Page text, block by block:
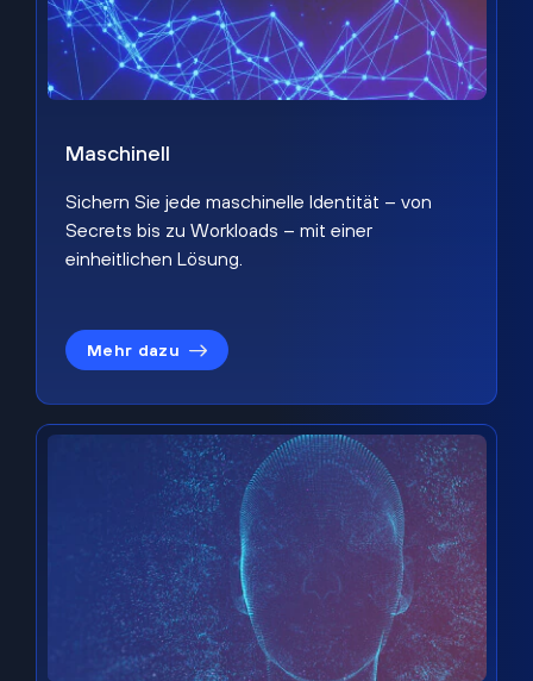
Maschinell
Sichern Sie jede maschinelle Identität – von
Secrets bis zu Workloads – mit einer
einheitlichen Lösung.
Mehr dazu